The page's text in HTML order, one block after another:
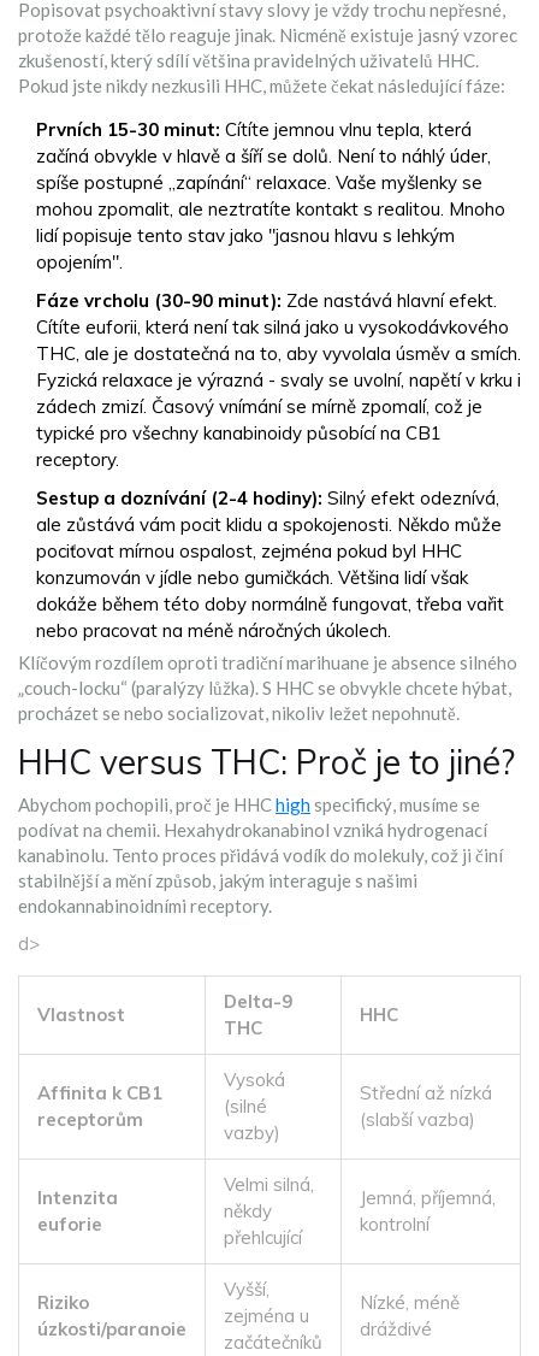
Popisovat psychoaktivní stavy slovy je vždy trochu nepřesné,
protože každé tělo reaguje jinak. Nicméně existuje jasný vzorec
zkušeností, který sdílí většina pravidelných uživatelů HHC.
Pokud jste nikdy nezkusili HHC, můžete čekat následující fáze:
Prvních 15-30 minut: Cítíte jemnou vlnu tepla, která
začíná obvykle v hlavě a šíří se dolů. Není to náhlý úder,
spíše postupné „zapínání“ relaxace. Vaše myšlenky se
mohou zpomalit, ale neztratíte kontakt s realitou. Mnoho
lidí popisuje tento stav jako "jasnou hlavu s lehkým
opojením".
Fáze vrcholu (30-90 minut): Zde nastává hlavní efekt.
Cítíte euforii, která není tak silná jako u vysokodávkového
THC, ale je dostatečná na to, aby vyvolala úsměv a smích.
Fyzická relaxace je výrazná - svaly se uvolní, napětí v krku i
zádech zmizí. Časový vnímání se mírně zpomalí, což je
typické pro všechny kanabinoidy působící na CB1
receptory.
Sestup a doznívání (2-4 hodiny): Silný efekt odeznívá,
ale zůstává vám pocit klidu a spokojenosti. Někdo může
pociťovat mírnou ospalost, zejména pokud byl HHC
konzumován v jídle nebo gumičkách. Většina lidí však
dokáže během této doby normálně fungovat, třeba vařit
nebo pracovat na méně náročných úkolech.
Klíčovým rozdílem oproti tradiční marihuane je absence silného
„couch-locku“ (paralýzy lůžka). S HHC se obvykle chcete hýbat,
procházet se nebo socializovat, nikoliv ležet nepohnutě.
HHC versus THC: Proč je to jiné?
Abychom pochopili, proč je HHChighspecifický, musíme se
podívat na chemii. Hexahydrokanabinol vzniká hydrogenací
kanabinolu. Tento proces přidává vodík do molekuly, což ji činí
stabilnější a mění způsob, jakým interaguje s našimi
endokannabinoidními receptory.
d>
Vlastnost
Delta-9
THC
HHC
Affinita k CB1
receptorům
Vysoká
(silné
vazby)
Střední až nízká
(slabší vazba)
Intenzita
euforie
Velmi silná,
někdy
přehlcující
Jemná, příjemná,
kontrolní
Riziko
úzkosti/paranoie
Vyšší,
zejména u
začátečníků
Nízké, méně
dráždivé